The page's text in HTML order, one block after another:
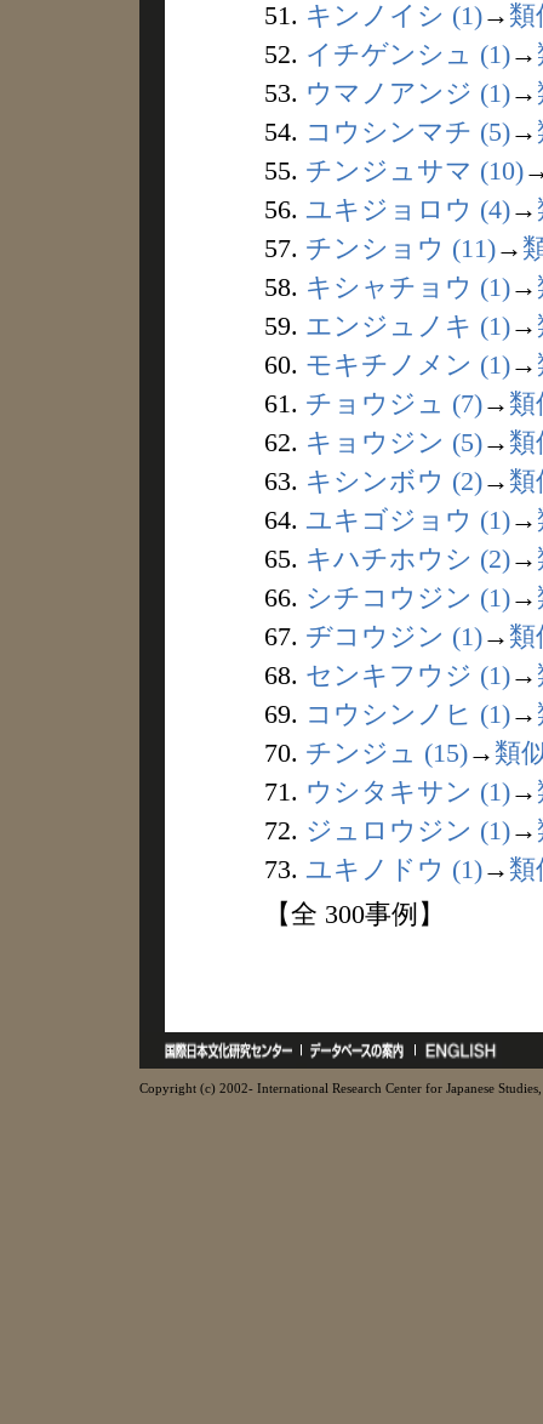
51. キンノイシ (1)→ 類
52. イチゲンシュ (1)→
53. ウマノアンジ (1)→
54. コウシンマチ (5)→
55. チンジュサマ (10)
56. ユキジョロウ (4)→
57. チンショウ (11)→
58. キシャチョウ (1)→
59. エンジュノキ (1)→
60. モキチノメン (1)→
61. チョウジュ (7)→ 類
62. キョウジン (5)→ 類
63. キシンボウ (2)→ 類
64. ユキゴジョウ (1)→
65. キハチホウシ (2)→
66. シチコウジン (1)→
67. ヂコウジン (1)→ 類
68. センキフウジ (1)→
69. コウシンノヒ (1)→
70. チンジュ (15)→ 類
71. ウシタキサン (1)→
72. ジュロウジン (1)→
73. ユキノドウ (1)→ 類
【全 300事例】
Copyright (c) 2002- International Research Center for Japanese